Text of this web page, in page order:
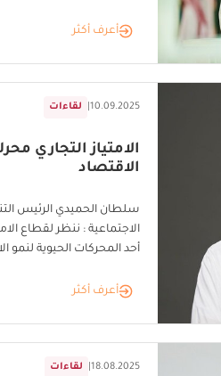
أعرف أكثر
لقاءات 10.09.2025
الامتياز التجاري
الاقتصاد
سلطان الحميدي الرئيس
الاجتماعية : ننظر لقطاع
أحد المحركات الحيوية لنمو
أعرف أكثر
لقاءات 18.08.2025